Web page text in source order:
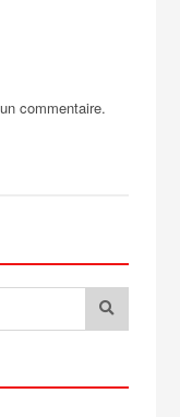
commentaire.